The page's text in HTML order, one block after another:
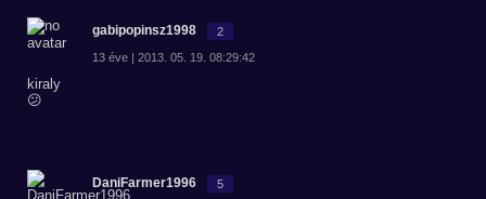
gabipopinsz1998 2
13 éve | 2013. 05. 19. 08:29:42
kiraly
😕
DaniFarmer1996 5